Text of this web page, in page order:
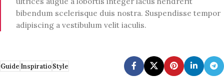
bibendum scelerisque duis nostra. Suspendisse tempor
adipiscing a vestibulum velit iaculis.
GuideInspiratioStyle